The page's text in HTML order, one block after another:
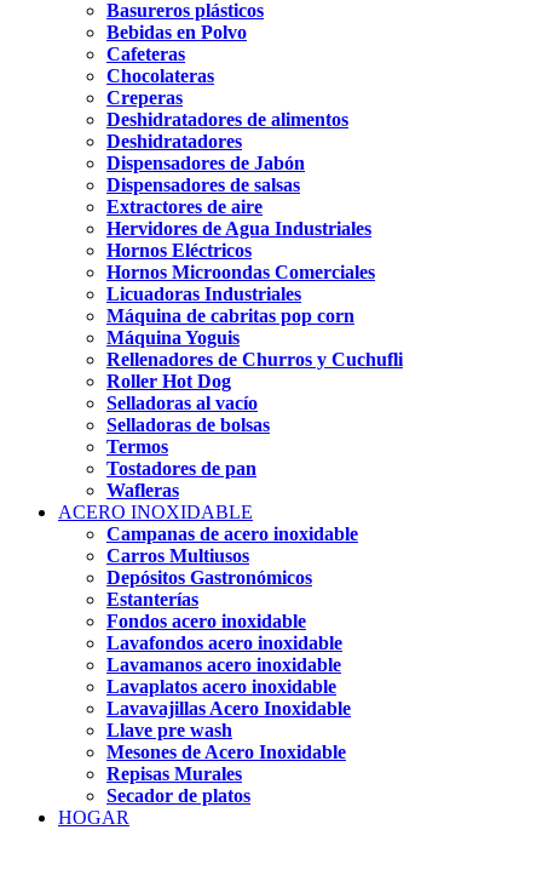
Basureros plásticos
Bebidas en Polvo
Cafeteras
Chocolateras
Creperas
Deshidratadores de alimentos
Deshidratadores
Dispensadores de Jabón
Dispensadores de salsas
Extractores de aire
Hervidores de Agua Industriales
Hornos Eléctricos
Hornos Microondas Comerciales
Licuadoras Industriales
Máquina de cabritas pop corn
Máquina Yoguis
Rellenadores de Churros y Cuchufli
Roller Hot Dog
Selladoras al vacío
Selladoras de bolsas
Termos
Tostadores de pan
Wafleras
ACERO INOXIDABLE
Campanas de acero inoxidable
Carros Multiusos
Depósitos Gastronómicos
Estanterías
Fondos acero inoxidable
Lavafondos acero inoxidable
Lavamanos acero inoxidable
Lavaplatos acero inoxidable
Lavavajillas Acero Inoxidable
Llave pre wash
Mesones de Acero Inoxidable
Repisas Murales
Secador de platos
HOGAR